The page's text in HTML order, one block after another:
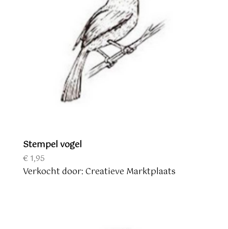
Stempel vogel
€1,95
Verkocht door: Creatieve Marktplaats